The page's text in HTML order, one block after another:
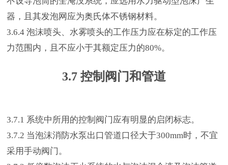
器，且其发泡网应为奥氏体不锈钢材料。
3.6.4 泡沫喷头、水雾喷头的工作压力应在标定的工作压
力范围内，且不应小于其额定压力的80%。
3.7 控制阀门和管道
3.7.1 系统中所用的控制阀门应有明显的启闭标志。
3.7.2 当泡沫消防水泵出口管道口径大于300mm时，不宜
采用手动阀门。